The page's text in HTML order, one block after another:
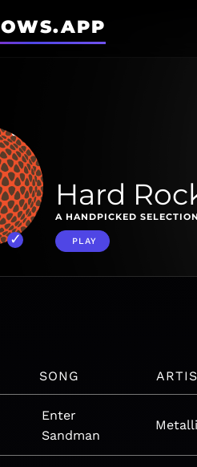
Hard
A HANDPICKED
PLAY
SONG
Enter
Sandman